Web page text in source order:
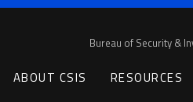
Bureau of Security &
ABOUT CSIS RESOURCES